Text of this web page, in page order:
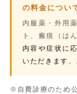
の料金につい
内服薬・外用
ト、瘢痕（は
内容や症状に
いただきます
※自費診療のため